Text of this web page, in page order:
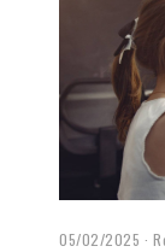
05/02/2025